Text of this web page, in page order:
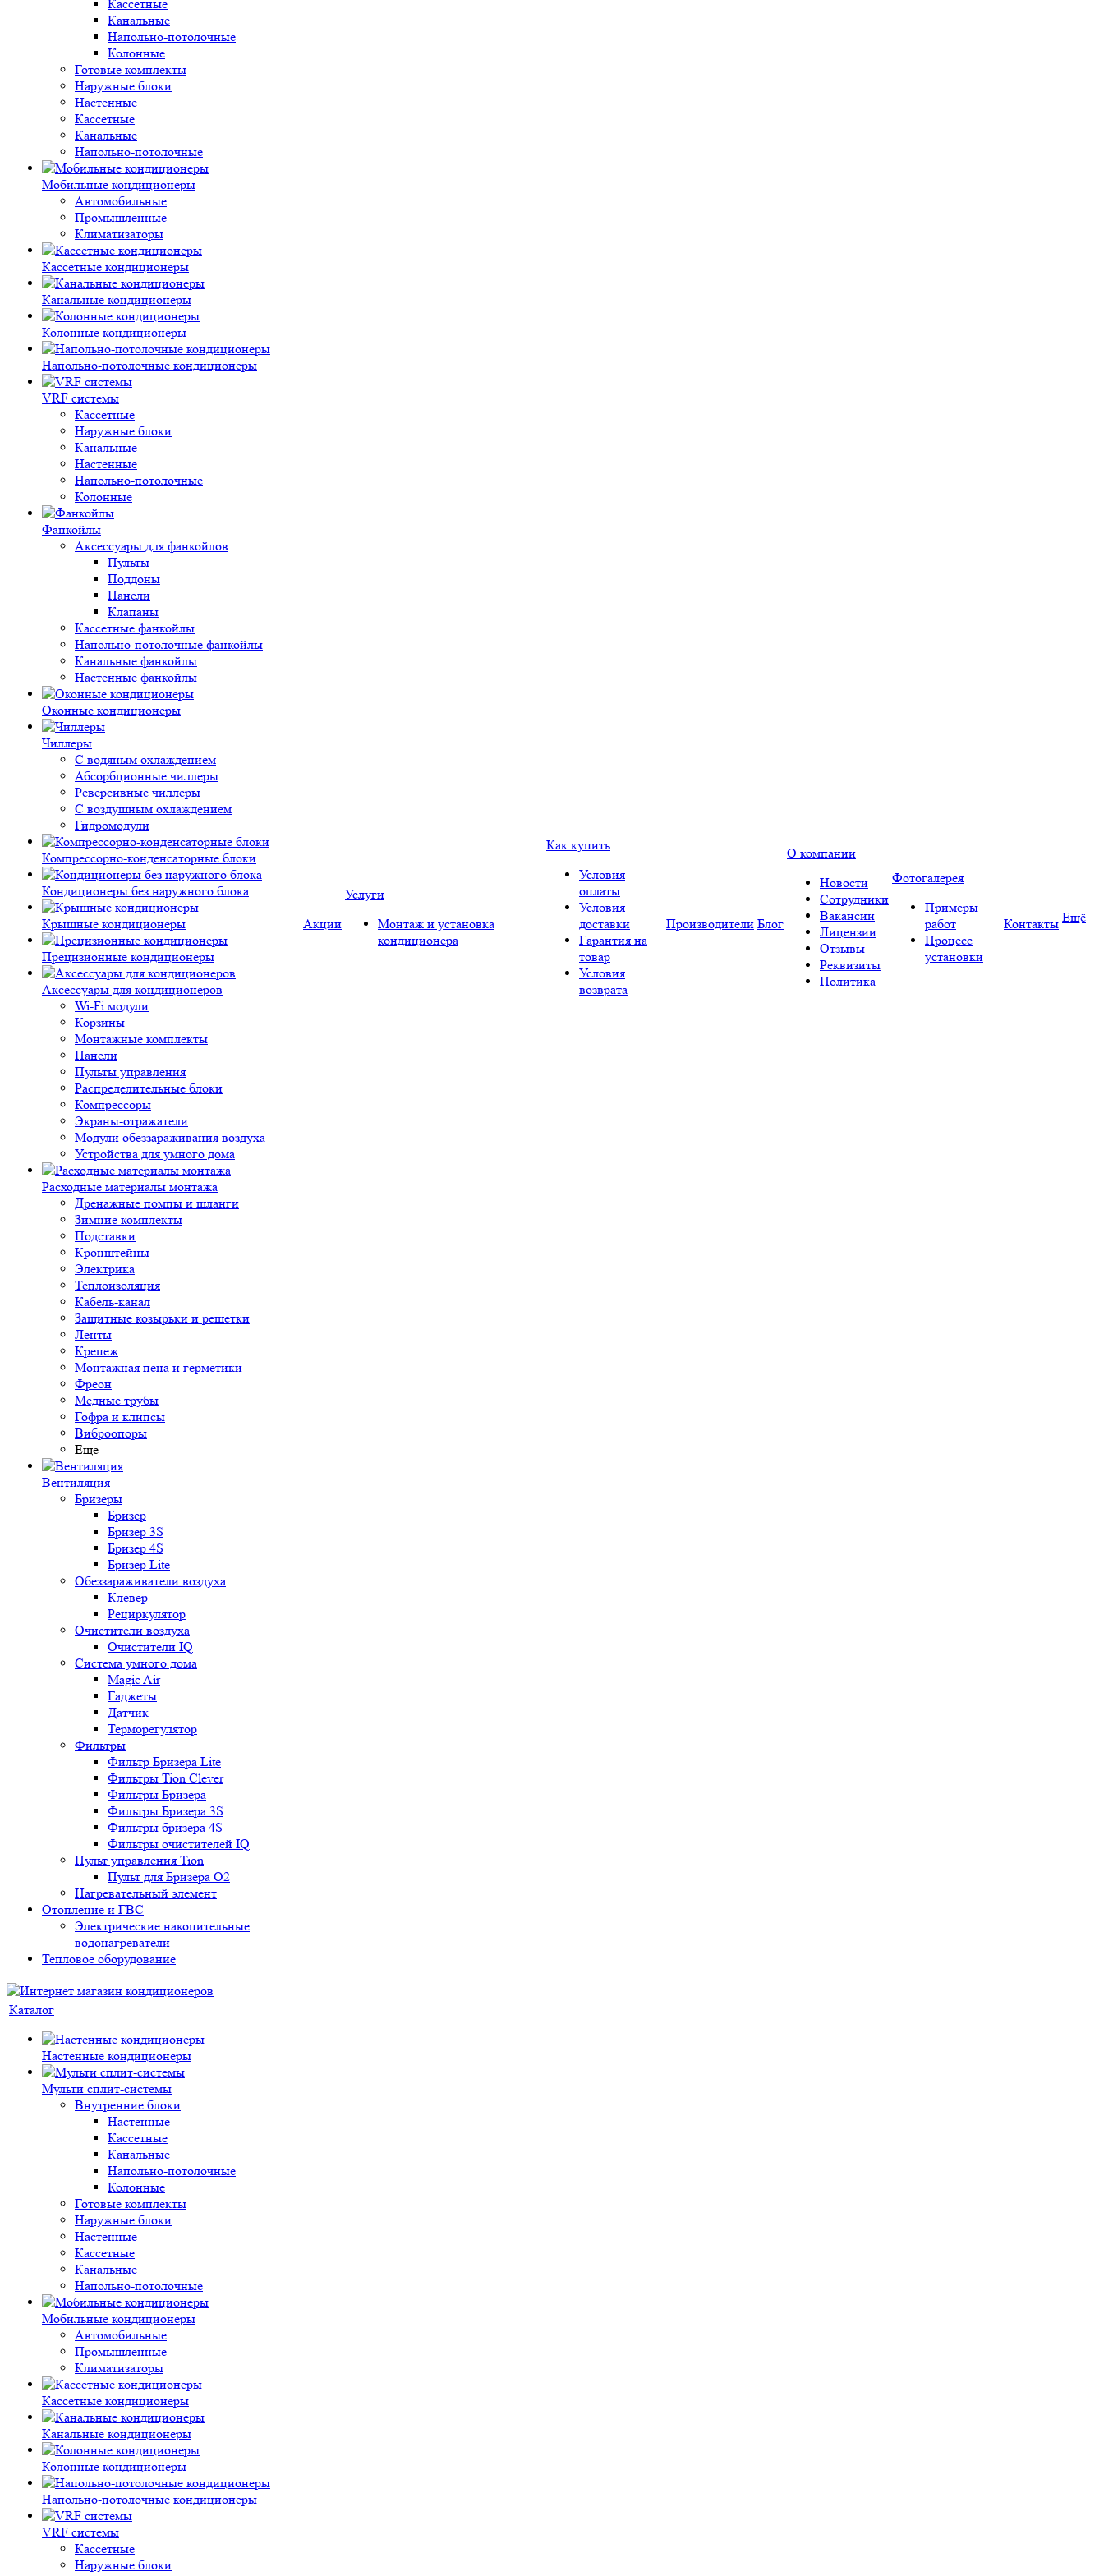
Кассетные
Канальные
Напольно-потолочные
Колонные
Готовые комплекты
Наружные блоки
Настенные
Кассетные
Канальные
Напольно-потолочные
Мобильные кондиционеры
Автомобильные
Промышленные
Климатизаторы
Кассетные кондиционеры
Канальные кондиционеры
Колонные кондиционеры
Напольно-потолочные кондиционеры
VRF системы
Кассетные
Наружные блоки
Канальные
Настенные
Напольно-потолочные
Колонные
Фанкойлы
Аксессуары для фанкойлов
Пульты
Поддоны
Панели
Клапаны
Кассетные фанкойлы
Напольно-потолочные фанкойлы
Канальные фанкойлы
Настенные фанкойлы
Оконные кондиционеры
Чиллеры
С водяным охлаждением
Абсорбционные чиллеры
Реверсивные чиллеры
С воздушным охлаждением
Гидромодули
Компрессорно-конденсаторные блоки
Кондиционеры без наружного блока
Крышные кондиционеры
Прецизионные кондиционеры
Аксессуары для кондиционеров
Wi-Fi модули
Корзины
Монтажные комплекты
Панели
Пульты управления
Распределительные блоки
Компрессоры
Экраны-отражатели
Модули обеззараживания воздуха
Устройства для умного дома
Расходные материалы монтажа
Дренажные помпы и шланги
Зимние комплекты
Подставки
Кронштейны
Электрика
Теплоизоляция
Кабель-канал
Защитные козырьки и решетки
Ленты
Крепеж
Монтажная пена и герметики
Фреон
Медные трубы
Гофра и клипсы
Виброопоры
Ещё
Вентиляция
Бризеры
Бризер
Бризер 3S
Бризер 4S
Бризер Lite
Обеззараживатели воздуха
Клевер
Рециркулятор
Очистители воздуха
Очистители IQ
Система умного дома
Magic Air
Гаджеты
Датчик
Терморегулятор
Фильтры
Фильтр Бризера Lite
Фильтры Tion Clever
Фильтры Бризера
Фильтры Бризера 3S
Фильтры бризера 4S
Фильтры очистителей IQ
Пульт управления Tion
Пульт для Бризера O2
Нагревательный элемент
Отопление и ГВС
Электрические накопительные
водонагреватели
Тепловое оборудование
Акции
Услуги
Монтаж и установка
кондиционера
Как купить
Условия
оплаты
Условия
доставки
Гарантия на
товар
Условия
возврата
Производители Блог
О компании
Новости
Сотрудники
Вакансии
Лицензии
Отзывы
Реквизиты
Политика
Фотогалерея
Примеры
работ
Процесс
установки
Контакты Ещё
Каталог
Настенные кондиционеры
Мульти сплит-системы
Внутренние блоки
Настенные
Кассетные
Канальные
Напольно-потолочные
Колонные
Готовые комплекты
Наружные блоки
Настенные
Кассетные
Канальные
Напольно-потолочные
Мобильные кондиционеры
Автомобильные
Промышленные
Климатизаторы
Кассетные кондиционеры
Канальные кондиционеры
Колонные кондиционеры
Напольно-потолочные кондиционеры
VRF системы
Кассетные
Наружные блоки